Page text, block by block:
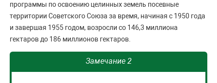
программы по освоению целинных земель посевные
территории Советского Союза за время, начиная с 1950 года
и завершая 1955 годом, возросли со 146,3 миллиона
гектаров до 186 миллионов гектаров.
Замечание 2